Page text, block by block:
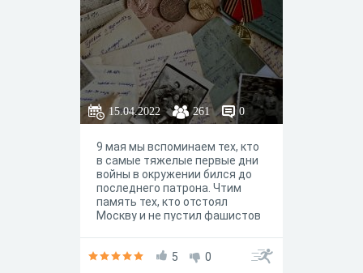
15.04.2022 261 0
9 мая мы вспоминаем тех, кто
в самые тяжелые первые дни
войны в окружении бился до
последнего патрона. Чтим
память тех, кто отстоял
Москву и не пустил фашистов
остановил врага на Волге.
5 0